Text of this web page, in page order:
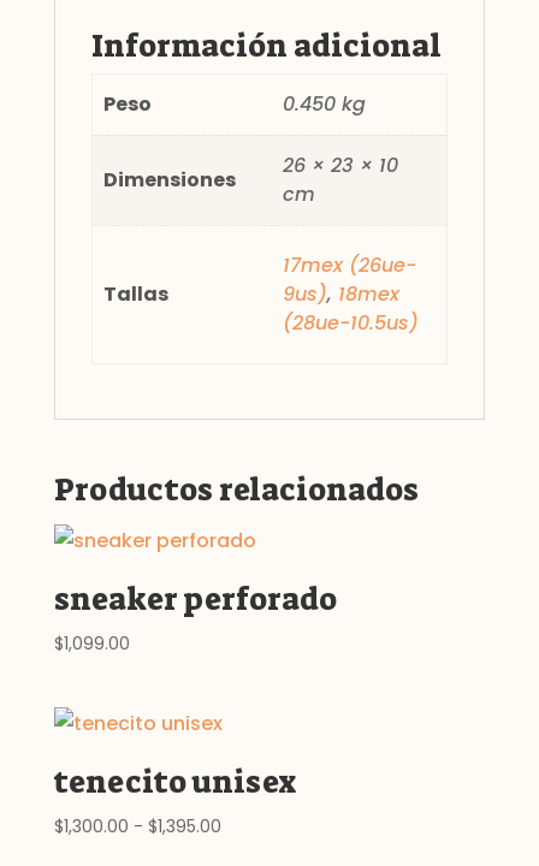
Información adicional
Peso 0.450 kg
Dimensiones
26 × 23 × 10
cm
Tallas
17mex (26ue-
9us), 18mex
(28ue-10.5us)
Productos relacionados
sneaker perforado
$1,099.00
tenecito unisex
$1,300.00 - $1,395.00Rango